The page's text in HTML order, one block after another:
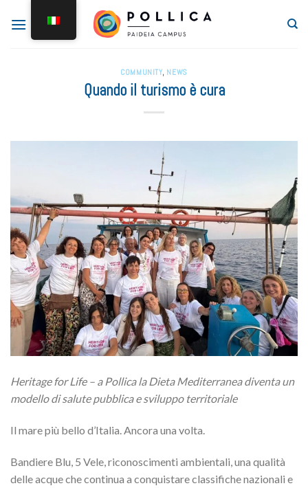
COMMUNITY, NEWS
Quando il turismo è cura
Heritage for Life – a Pollica la Dieta Mediterranea diventa un
modello di salute pubblica e sviluppo territoriale
Il mare più bello d’Italia. Ancora una volta.
Bandiere Blu, 5 Vele, riconoscimenti ambientali, una qualità
delle acque che continua a conquistare classifiche nazionali e